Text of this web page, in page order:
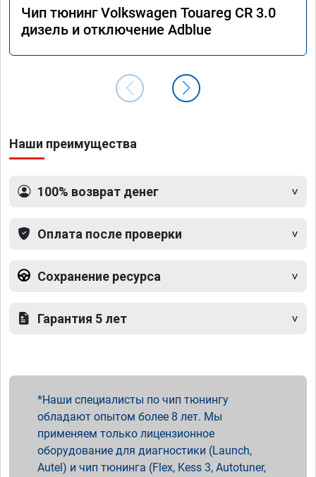
Чип тюнинг Volkswagen Touareg CR 3.0
дизель и отключение Adblue
Наши преимущества
100% возврат денег
Оплата после проверки
Сохранение ресурса
Гарантия 5 лет
Наши специалисты по чип тюнингу
обладают опытом более 8 лет. Мы
применяем только лицензионное
оборудование для диагностики (Launch,
Autel) и чип тюнинга (Flex, Kess 3, Autotuner,